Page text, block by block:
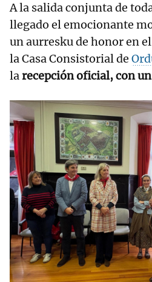
A la salida conjunta de
llegado el emocionante
un aurresku de honor en
la Casa Consistorial de
larecepción oficial, con